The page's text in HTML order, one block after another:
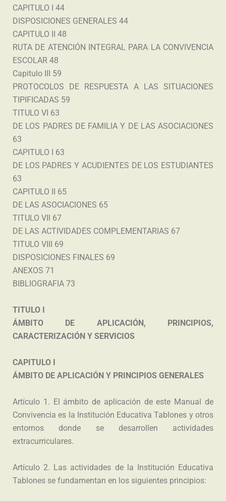
CAPITULO I 44
DISPOSICIONES GENERALES 44
CAPITULO II 48
RUTA DE ATENCIÓN INTEGRAL PARA LA CONVIVENCIA
ESCOLAR 48
Capitulo III 59
PROTOCOLOS DE RESPUESTA A LAS SITUACIONES
TIPIFICADAS 59
TITULO VI 63
DE LOS PADRES DE FAMILIA Y DE LAS ASOCIACIONES
63
CAPITULO I 63
DE LOS PADRES Y ACUDIENTES DE LOS ESTUDIANTES
63
CAPITULO II 65
DE LAS ASOCIACIONES 65
TITULO VIl 67
DE LAS ACTIVIDADES COMPLEMENTARIAS 67
TITULO VIII 69
DISPOSICIONES FINALES 69
ANEXOS 71
BIBLIOGRAFIA 73
TITULO I
ÁMBITO DE APLICACIÓN, PRINCIPIOS,
CARACTERIZACIÓN Y SERVICIOS
CAPITULO I
ÁMBITO DE APLICACIÓN Y PRINCIPIOS GENERALES
Artículo 1. El ámbito de aplicación de este Manual de
Convivencia es la Institución Educativa Tablones y otros
entornos donde se desarrollen actividades
extracurriculares.
Artículo 2. Las actividades de la Institución Educativa
Tablones se fundamentan en los siguientes principios: